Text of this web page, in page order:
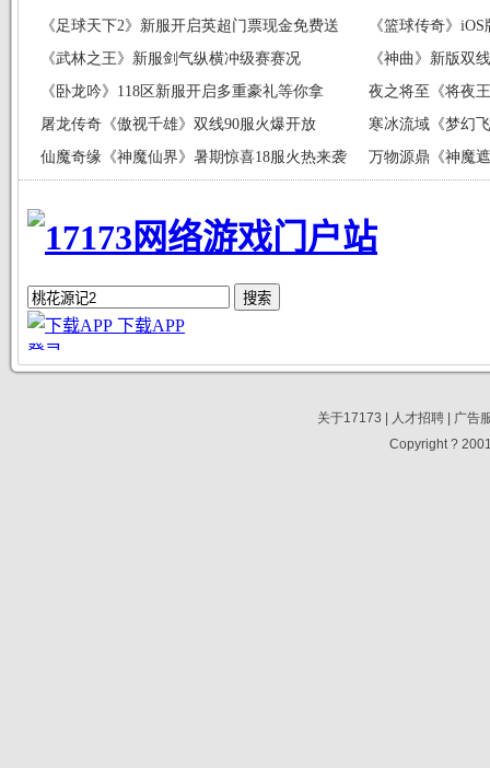
《足球天下2》新服开启英超门票现金免费送
《篮球传奇》
《武林之王》新服剑气纵横冲级赛赛况
《神曲》新版双
《卧龙吟》118区新服开启多重豪礼等你拿
夜之将至《将夜
屠龙传奇《傲视千雄》双线90服火爆开放
寒冰流域《梦幻
仙魔奇缘《神魔仙界》暑期惊喜18服火热来袭
万物源鼎《神魔
关于17173 人才招聘|
广告
Copyright ?